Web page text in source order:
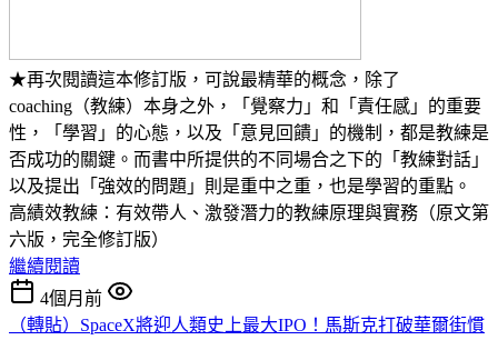
★再次閱讀這本修訂版，可說最精華的概念，除了
coaching（教練）本身之外，「覺察力」和「責任感」的重要
性，「學習」的心態，以及「意見回饋」的機制，都是教練是
否成功的關鍵。而書中所提供的不同場合之下的「教練對話」
以及提出「強效的問題」則是重中之重，也是學習的重點。
高績效教練：有效帶人、激發潛力的教練原理與實務（原文第
六版，完全修訂版）
繼續閱讀
4個月前
（轉貼）SpaceX將迎人類史上最大IPO！馬斯克打破華爾街慣